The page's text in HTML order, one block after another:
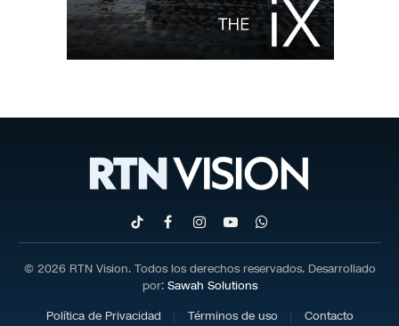
TikTokFacebookInstagram
YouTubeWhatsApp
© 2026 RTN Vision. Todos los derechos reservados. Desarrollado
por: Sawah Solutions
Política de Privacidad
Términos de uso Contacto